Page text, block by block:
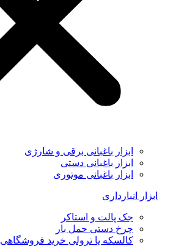
ابزار باغبانی برقی و شارژی
ابزار باغبانی دستی
ابزار باغبانی موتوری
ابزار انبارداری
جک پالت و استاکر
چرخ دستی حمل بار
کالسکه یا ترولی خرید فروشگاهی